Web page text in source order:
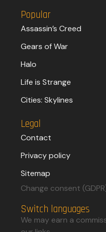
Popular
Assassin’s Creed
Gears of War
Halo
Life is Strange
Cities: Skylines
Legal
Contact
Privacy policy
Sitemap
Change consent
Switch languages
We may earn a